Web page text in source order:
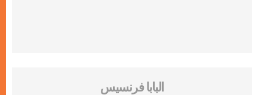
البابا فرنسيس